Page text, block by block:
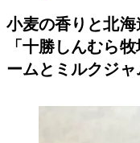
小麦の香りと北
「十勝しんむら
ームとミルクジャ